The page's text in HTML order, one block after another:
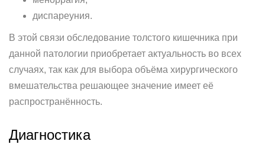
диспареуния.
В этой связи обследование толстого кишечника при
данной патологии приобретает актуальность во всех
случаях, так как для выбора объёма хирургического
вмешательства решающее значение имеет её
распространённость.
Диагностика